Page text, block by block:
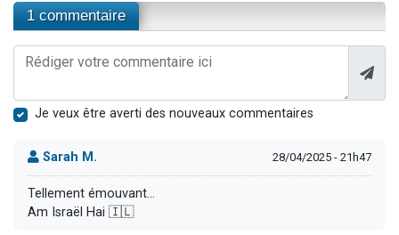
1 commentaire
Je veux être averti des nouveaux commentaires
Sarah M. 28/04/2025 - 21h47
Tellement émouvant...
Am Israël Hai 🇮🇱